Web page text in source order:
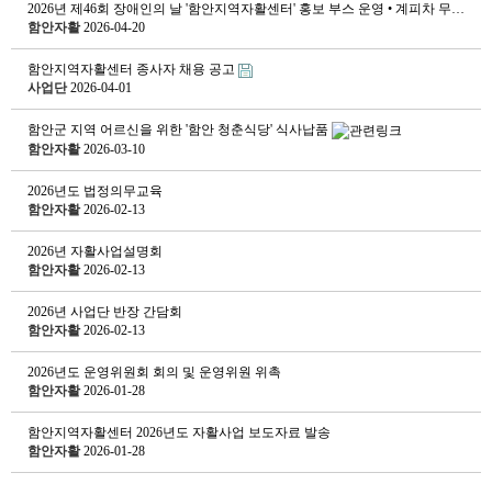
2026년 제46회 장애인의 날 '함안지역자활센터' 홍보 부스 운영 • 계피차 무…
함안자활 2026-04-20
함안지역자활센터 종사자 채용 공고
사업단 2026-04-01
함안군 지역 어르신을 위한 '함안 청춘식당' 식사납품
함안자활 2026-03-10
2026년도 법정의무교육
함안자활 2026-02-13
2026년 자활사업설명회
함안자활 2026-02-13
2026년 사업단 반장 간담회
함안자활 2026-02-13
2026년도 운영위원회 회의 및 운영위원 위촉
함안자활 2026-01-28
함안지역자활센터 2026년도 자활사업 보도자료 발송
함안자활 2026-01-28